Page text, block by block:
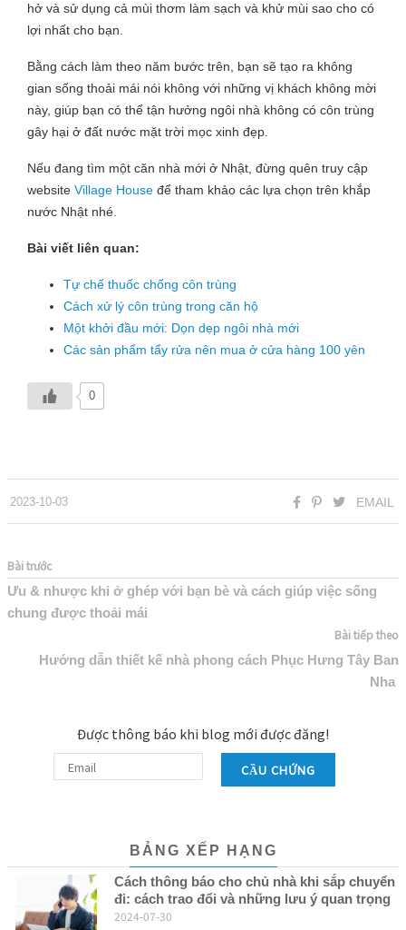
hở và sử dụng cả mùi thơm làm sạch và khử mùi sao cho có
lợi nhất cho bạn.
Bằng cách làm theo năm bước trên, bạn sẽ tạo ra không
gian sống thoải mái nói không với những vị khách không mời
này, giúp bạn có thể tận hưởng ngôi nhà không có côn trùng
gây hại ở đất nước mặt trời mọc xinh đẹp.
Nếu đang tìm một căn nhà mới ở Nhật, đừng quên truy cập
website Village House để tham khảo các lựa chọn trên khắp
nước Nhật nhé.
Bài viết liên quan:
Tự chế thuốc chống côn trùng
Cách xử lý côn trùng trong căn hộ
Một khởi đầu mới: Dọn dẹp ngôi nhà mới
Các sản phẩm tẩy rửa nên mua ở cửa hàng 100 yên
0
2023-10-03 EMAIL
Bài trước
Ưu & nhược khi ở ghép với bạn bè và cách giúp việc sống
chung được thoải mái
Bài tiếp theo
Hướng dẫn thiết kế nhà phong cách Phục Hưng Tây Ban
Nha
BẢNG XẾP HẠNG
Cách thông báo cho chủ nhà khi sắp chuyển
đi: cách trao đổi và những lưu ý quan trọng
2024-07-30
Được thông báo khi blog mới được đăng!
CẦU CHỨNG